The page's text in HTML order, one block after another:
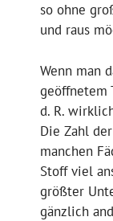
so ohne
und raus
Wenn man
geöffnetem
d. R.
Die Zahl
manchen
Stoff viel
größter
gänzlich